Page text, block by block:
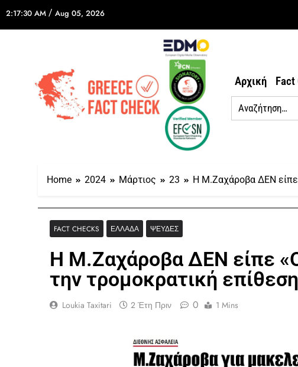
2:17:30 AM / Aug 05, 2026
Αρχική Fact
Home 2024 Μάρτιος 23 Η Μ.Ζαχάροβα ΔΕΝ είπε
FACT CHECKS ΕΛΛΆΔΑ ΨΕΥΔΈΣ
Η Μ.Ζαχάροβα ΔΕΝ είπε
την τρομοκρατική
Loukia Taxitari 2 Έτη Πριν 0 1 Mins